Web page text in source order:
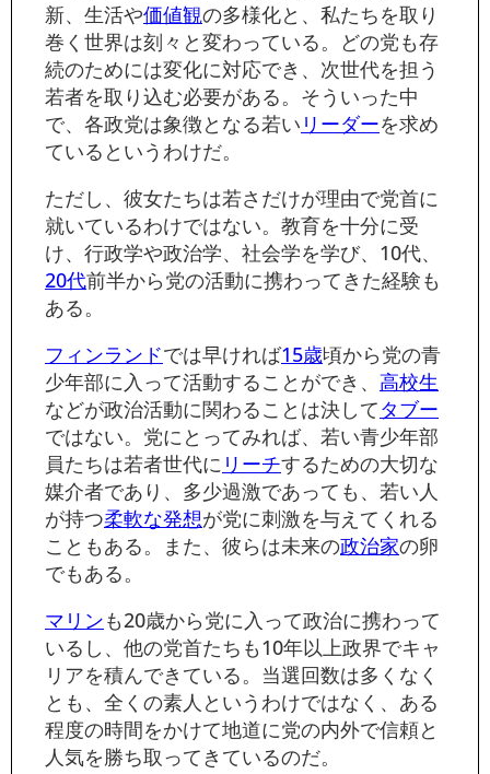
新、生活や価値観の多様化と、私たちを取り
巻く世界は刻々と変わっている。どの党も存
続のためには変化に対応でき、次世代を担う
若者を取り込む必要がある。そういった中
で、各政党は象徴となる若い リーダーを求め
ているというわけだ。
ただし、彼女たちは若さだけが理由で党首に
就いているわけではない。教育を十分に受
け、行政学や政治学、社会学を学び、10代、
20代前半から党の活動に携わってきた経験も
ある。
フィンランドでは早ければ15歳頃から党の青
少年部に入って活動することができ、 高校生
などが政治活動に関わることは決してタブー
ではない。党にとってみれば、若い青少年部
員たちは若者世代に リーチするための大切な
媒介者であり、多少過激であっても、若い人
が持つ柔軟な発想が党に刺激を与えてくれる
こともある。また、彼らは未来の政治家の卵
でもある。
マリンも20歳から党に入って政治に携わって
いるし、他の党首たちも10年以上政界でキャ
リアを積んできている。当選回数は多くなく
とも、全くの素人というわけではなく、ある
程度の時間をかけて地道に党の内外で信頼と
人気を勝ち取ってきているのだ。